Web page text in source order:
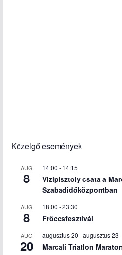
Közelgő események
AUG
8
14:00 - 14:15
Vizipisztoly csata a
Szabadidőközpontban
AUG
8
18:00 -23:30
Fröccsfesztivál
AUG
20
augusztus 20 -augusztus 23
Marcali Triatlon Maraton